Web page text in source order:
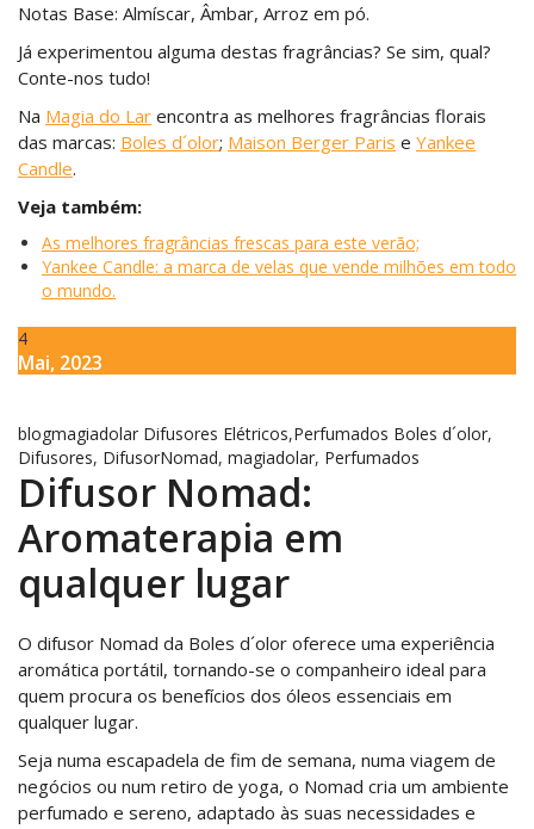
Notas Base: Almíscar, Âmbar, Arroz em pó.
Já experimentou alguma destas fragrâncias? Se sim, qual?
Conte-nos tudo!
Na Magia do Lar encontra as melhores fragrâncias florais
das marcas: Boles d´olor; Maison Berger Paris e Yankee
Candle.
Veja também:
As melhores fragrâncias frescas para este verão;
Yankee Candle: a marca de velas que vende milhões em todo
o mundo.
4
Mai, 2023
blogmagiadolar Difusores Elétricos,Perfumados Boles d´olor,
Difusores, DifusorNomad, magiadolar, Perfumados
Difusor Nomad:
Aromaterapia em
qualquer lugar
O difusor Nomad da Boles d´olor oferece uma experiência
aromática portátil, tornando-se o companheiro ideal para
quem procura os benefícios dos óleos essenciais em
qualquer lugar.
Seja numa escapadela de fim de semana, numa viagem de
negócios ou num retiro de yoga, o Nomad cria um ambiente
perfumado e sereno, adaptado às suas necessidades e